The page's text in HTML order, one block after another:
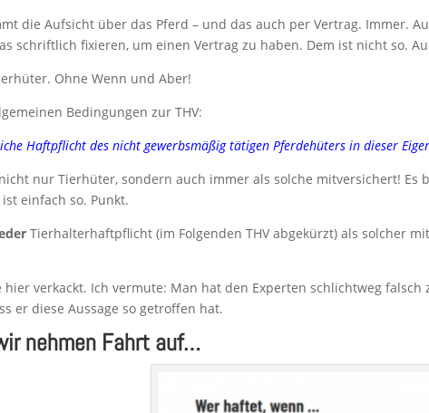
die Aufsicht über das Pferd – und das auch per Vertrag. Immer.
schriftlich fixieren, um einen Vertrag zu haben. Dem ist nicht so.
Ohne Wenn und Aber!
Bedingungen zur THV:
Haftpflicht des nicht gewerbsmäßig tätigen Pferdehüters in dieser
nur Tierhüter, sondern auch immer als solche mitversichert!
einfach so. Punkt.
Tierhalterhaftpflicht (im Folgenden THV abgekürzt) als solcher
hier verkackt. Ich vermute: Man hat den Experten schlichtweg
er diese Aussage so getroffen hat.
nehmen Fahrt auf…